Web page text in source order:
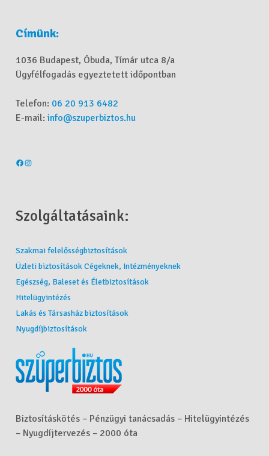
Címünk:
1036 Budapest, Óbuda, Tímár utca 8/a
Ügyfélfogadás egyeztetett időpontban
Telefon: 06 20 913 6482
E-mail:info@szuperbiztos.hu
Szolgáltatásaink:
Szakmai felelősségbiztosítások
Üzleti biztosítások Cégeknek, Intézményeknek
Egészség, Baleset és Életbiztosítások
Hitelügyintézés
Lakás és Társasház biztosítások
Nyugdíjbiztosítások
Biztosításkötés – Pénzügyi tanácsadás – Hitelügyintézés
– Nyugdíjtervezés – 2000 óta